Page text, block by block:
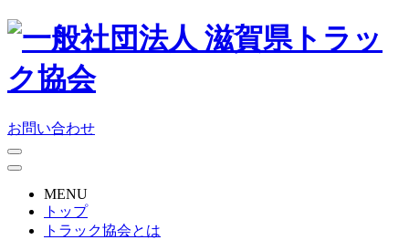
お問い合わせ
MENU
トップ
トラック協会とは